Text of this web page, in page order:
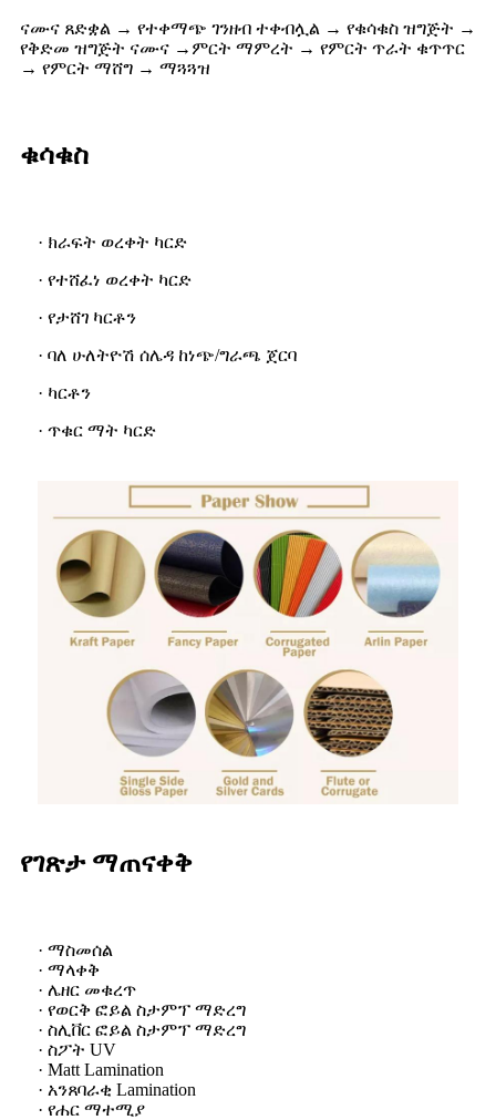
ናሙና ጸድቋል → የተቀማጭ ገንዘብ ተቀብሏል → የቁሳቁስ ዝግጅት →
የቅድመ ዝግጅት ናሙና →ምርት ማምረት → የምርት ጥራት ቁጥጥር
→ የምርት ማሸግ → ማጓጓዝ
ቁሳቁስ
· ክራፍት ወረቀት ካርድ
· የተሸፈነ ወረቀት ካርድ
· የታሸገ ካርቶን
· ባለ ሁለትዮሽ ሰሌዳ ከነጭ/ግራጫ ጀርባ
· ካርቶን
· ጥቁር ማት ካርድ
የገጽታ ማጠናቀቅ
· ማስመሰል
· ማላቀቅ
· ሌዘር መቁረጥ
· የወርቅ ፎይል ስታምፕ ማድረግ
· ስሊቨር ፎይል ስታምፕ ማድረግ
· ስፖት UV
· Matt Lamination
· አንጸባራቂ Lamination
· የሐር ማተሚያ